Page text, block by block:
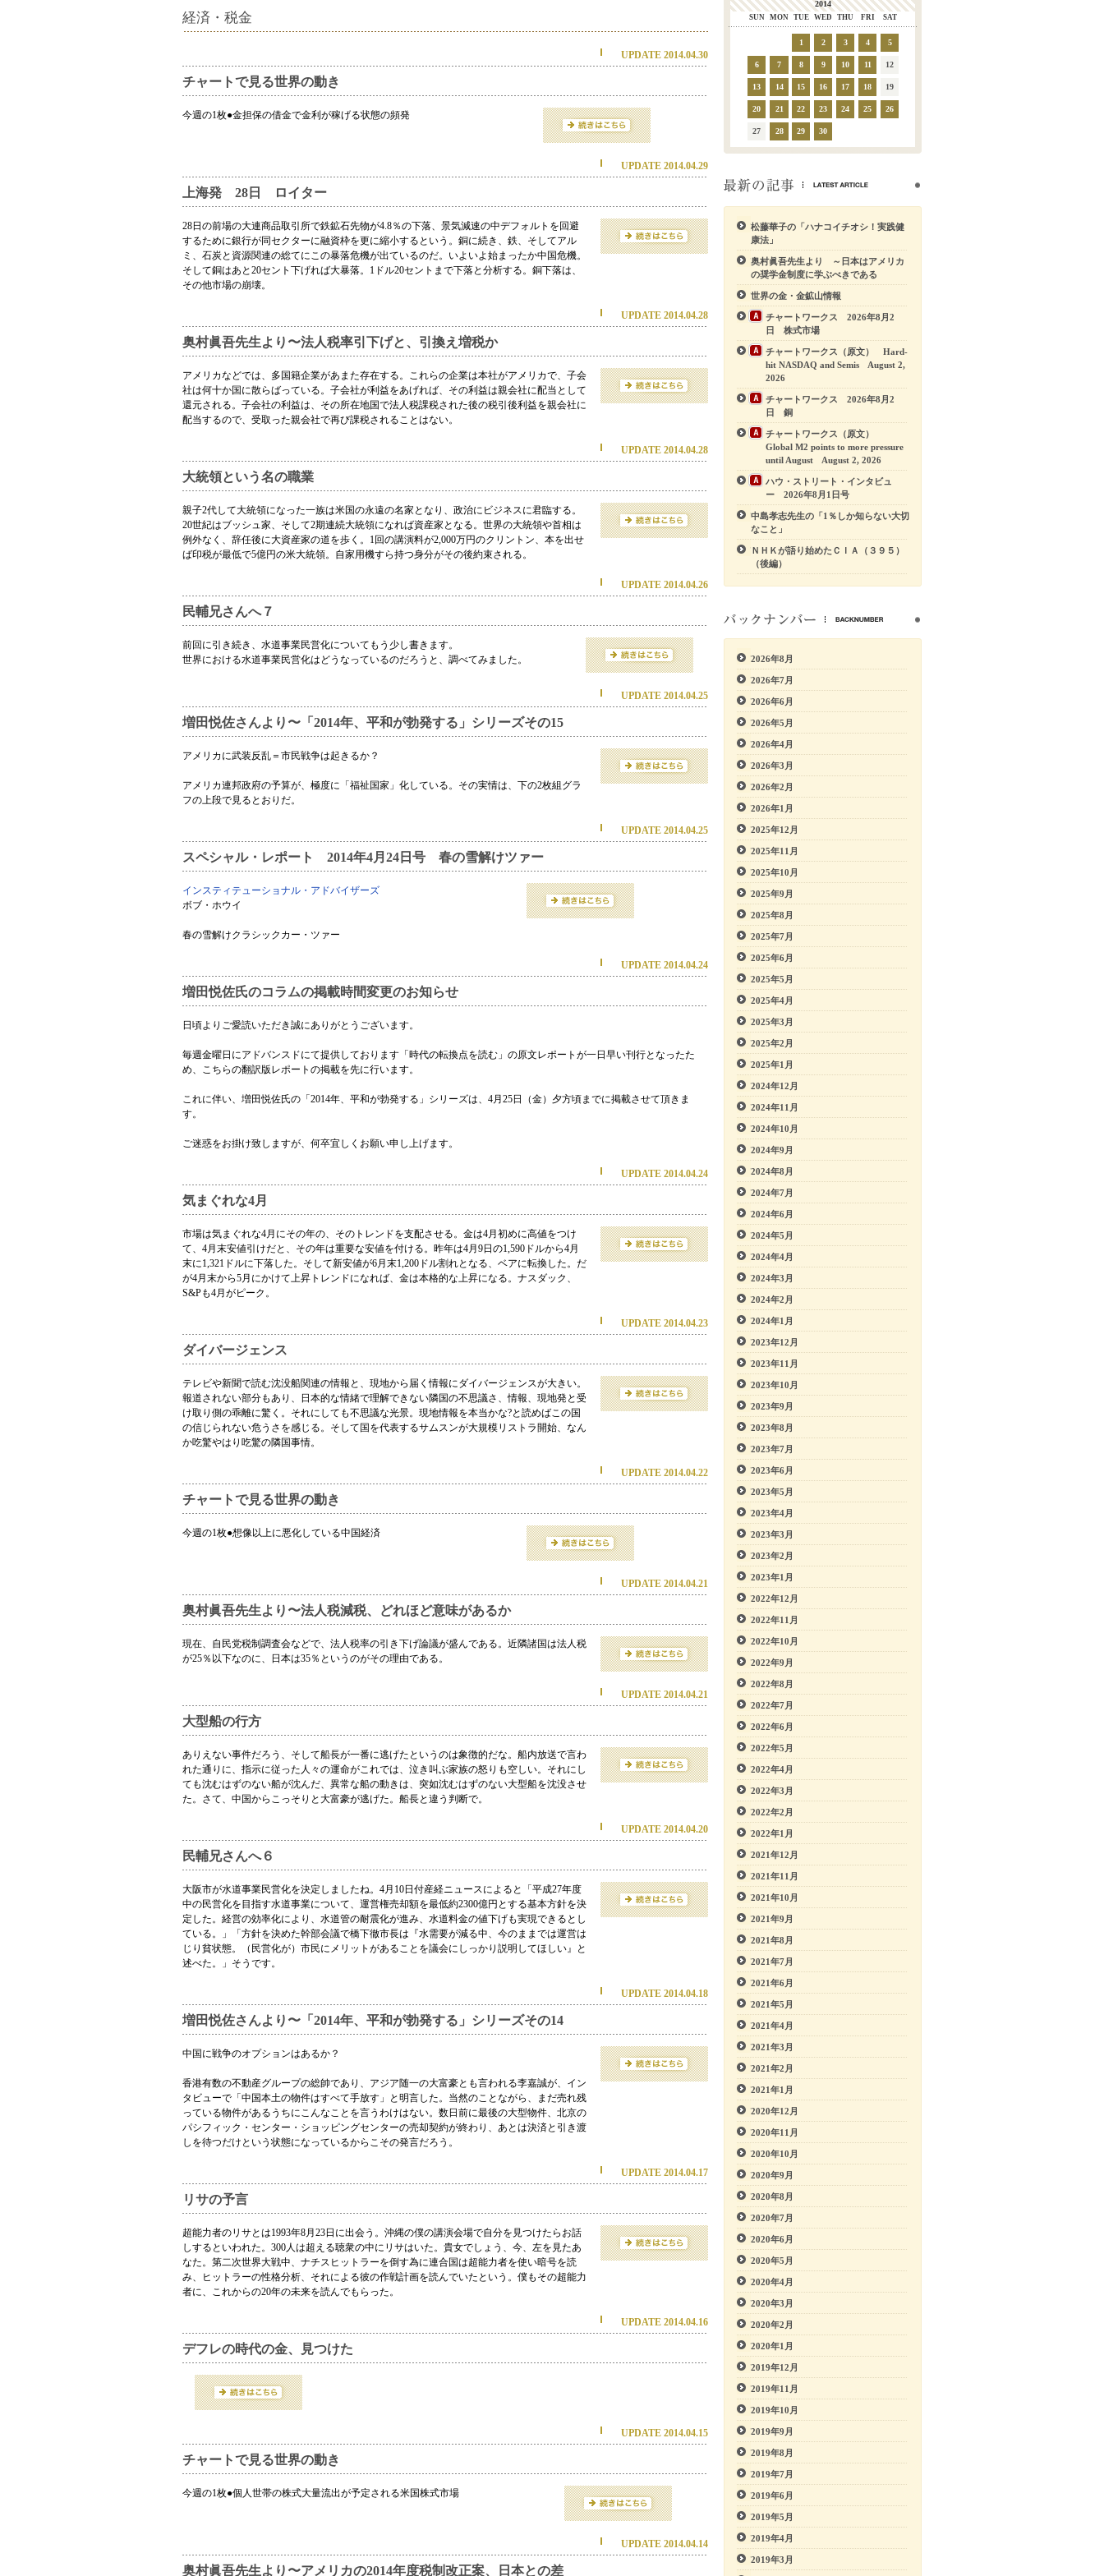
経済・税金
UPDATE 2014.04.30
チャートで見る世界の動き
今週の1枚●金担保の借金で金利が稼げる状態の頻発
UPDATE 2014.04.29
上海発 28日 ロイター
28日の前場の大連商品取引所で鉄鉱石先物が4.8％の下落、景気減速の中デフォルトを回避
するために銀行が同セクターに融資枠を更に縮小するという。銅に続き、鉄、そしてアル
ミ、石炭と資源関連の総てにこの暴落危機が出ているのだ。いよいよ始まったか中国危機。
そして銅はあと20セント下げれば大暴落。1ドル20セントまで下落と分析する。銅下落は、
その他市場の崩壊。
UPDATE 2014.04.28
奥村眞吾先生より〜法人税率引下げと、引換え増税か
アメリカなどでは、多国籍企業があまた存在する。これらの企業は本社がアメリカで、子会
社は何十か国に散らばっている。子会社が利益をあげれば、その利益は親会社に配当として
還元される。子会社の利益は、その所在地国で法人税課税された後の税引後利益を親会社に
配当するので、受取った親会社で再び課税されることはない。
UPDATE 2014.04.28
大統領という名の職業
親子2代して大統領になった一族は米国の永遠の名家となり、政治にビジネスに君臨する。
20世紀はブッシュ家、そして2期連続大統領になれば資産家となる。世界の大統領や首相は
例外なく、辞任後に大資産家の道を歩く。1回の講演料が2,000万円のクリントン、本を出せ
ば印税が最低で5億円の米大統領。自家用機すら持つ身分がその後約束される。
UPDATE 2014.04.26
民輔兄さんへ７
前回に引き続き、水道事業民営化についてもう少し書きます。
世界における水道事業民営化はどうなっているのだろうと、調べてみました。
UPDATE 2014.04.25
増田悦佐さんより〜「2014年、平和が勃発する」シリーズその15
アメリカに武装反乱＝市民戦争は起きるか？
アメリカ連邦政府の予算が、極度に「福祉国家」化している。その実情は、下の2枚組グラ
フの上段で見るとおりだ。
UPDATE 2014.04.25
スペシャル・レポート 2014年4月24日号 春の雪解けツァー
インスティテューショナル・アドバイザーズ
ボブ・ホウイ
春の雪解けクラシックカー・ツァー
UPDATE 2014.04.24
増田悦佐氏のコラムの掲載時間変更のお知らせ
日頃よりご愛読いただき誠にありがとうございます。
毎週金曜日にアドバンスドにて提供しております「時代の転換点を読む」の原文レポートが一日早い刊行となったた
め、こちらの翻訳版レポートの掲載を先に行います。
これに伴い、増田悦佐氏の「2014年、平和が勃発する」シリーズは、4月25日（金）夕方頃までに掲載させて頂きま
す。
ご迷惑をお掛け致しますが、何卒宜しくお願い申し上げます。
UPDATE 2014.04.24
気まぐれな4月
市場は気まぐれな4月にその年の、そのトレンドを支配させる。金は4月初めに高値をつけ
て、4月末安値引けだと、その年は重要な安値を付ける。昨年は4月9日の1,590ドルから4月
末に1,321ドルに下落した。そして新安値が6月末1,200ドル割れとなる、ベアに転換した。だ
が4月末から5月にかけて上昇トレンドになれば、金は本格的な上昇になる。ナスダック、
S&Pも4月がピーク。
UPDATE 2014.04.23
ダイバージェンス
テレビや新聞で読む沈没船関連の情報と、現地から届く情報にダイバージェンスが大きい。
報道されない部分もあり、日本的な情緒で理解できない隣国の不思議さ、情報、現地発と受
け取り側の乖離に驚く。それにしても不思議な光景。現地情報を本当かな?と読めばこの国
の信じられない危うさを感じる。そして国を代表するサムスンが大規模リストラ開始、なん
か吃驚やはり吃驚の隣国事情。
UPDATE 2014.04.22
チャートで見る世界の動き
今週の1枚●想像以上に悪化している中国経済
UPDATE 2014.04.21
奥村眞吾先生より〜法人税減税、どれほど意味があるか
現在、自民党税制調査会などで、法人税率の引き下げ論議が盛んである。近隣諸国は法人税
が25％以下なのに、日本は35％というのがその理由である。
UPDATE 2014.04.21
大型船の行方
ありえない事件だろう、そして船長が一番に逃げたというのは象徴的だな。船内放送で言わ
れた通りに、指示に従った人々の運命がこれでは、泣き叫ぶ家族の怒りも空しい。それにし
ても沈むはずのない船が沈んだ、異常な船の動きは、突如沈むはずのない大型船を沈没させ
た。さて、中国からこっそりと大富豪が逃げた。船長と違う判断で。
UPDATE 2014.04.20
民輔兄さんへ６
大阪市が水道事業民営化を決定しましたね。4月10日付産経ニュースによると「平成27年度
中の民営化を目指す水道事業について、運営権売却額を最低約2300億円とする基本方針を決
定した。経営の効率化により、水道管の耐震化が進み、水道料金の値下げも実現できるとし
ている。」「方針を決めた幹部会議で橋下徹市長は『水需要が減る中、今のままでは運営は
じり貧状態。（民営化が）市民にメリットがあることを議会にしっかり説明してほしい』と
述べた。」そうです。
UPDATE 2014.04.18
増田悦佐さんより〜「2014年、平和が勃発する」シリーズその14
中国に戦争のオプションはあるか？
香港有数の不動産グループの総帥であり、アジア随一の大富豪とも言われる李嘉誠が、イン
タビューで「中国本土の物件はすべて手放す」と明言した。当然のことながら、まだ売れ残
っている物件があるうちにこんなことを言うわけはない。数日前に最後の大型物件、北京の
パシフィック・センター・ショッピングセンターの売却契約が終わり、あとは決済と引き渡
しを待つだけという状態になっているからこその発言だろう。
UPDATE 2014.04.17
リサの予言
超能力者のリサとは1993年8月23日に出会う。沖縄の僕の講演会場で自分を見つけたらお話
しするといわれた。300人は超える聴衆の中にリサはいた。貴女でしょう、今、左を見たあ
なた。第二次世界大戦中、ナチスヒットラーを倒す為に連合国は超能力者を使い暗号を読
み、ヒットラーの性格分析、それによる彼の作戦計画を読んでいたという。僕もその超能力
者に、これからの20年の未来を読んでもらった。
UPDATE 2014.04.16
デフレの時代の金、見つけた
UPDATE 2014.04.15
チャートで見る世界の動き
今週の1枚●個人世帯の株式大量流出が予定される米国株式市場
UPDATE 2014.04.14
奥村眞吾先生より〜アメリカの2014年度税制改正案、日本との差
2014
SUN MON TUE WED THU FRI SAT
1 2 3 4 5
6 7 8 9 10 11 12
13 14 15 16 17 18 19
20 21 22 23 24 25 26
27 28 29 30
松藤華子の「ハナコイチオシ！実践健
康法」
奥村眞吾先生より ～日本はアメリカ
の奨学金制度に学ぶべきである
世界の金・金鉱山情報
チャートワークス 2026年8月2
日 株式市場
チャートワークス（原文） Hard-
hit NASDAQ and Semis August 2,
2026
チャートワークス 2026年8月2
日 銅
チャートワークス（原文）
Global M2 points to more pressure
until August August 2, 2026
ハウ・ストリート・インタビュ
ー 2026年8月1日号
中島孝志先生の「1％しか知らない大切
なこと」
ＮＨＫが語り始めたＣＩＡ（３９５）
（後編）
2026年8月
2026年7月
2026年6月
2026年5月
2026年4月
2026年3月
2026年2月
2026年1月
2025年12月
2025年11月
2025年10月
2025年9月
2025年8月
2025年7月
2025年6月
2025年5月
2025年4月
2025年3月
2025年2月
2025年1月
2024年12月
2024年11月
2024年10月
2024年9月
2024年8月
2024年7月
2024年6月
2024年5月
2024年4月
2024年3月
2024年2月
2024年1月
2023年12月
2023年11月
2023年10月
2023年9月
2023年8月
2023年7月
2023年6月
2023年5月
2023年4月
2023年3月
2023年2月
2023年1月
2022年12月
2022年11月
2022年10月
2022年9月
2022年8月
2022年7月
2022年6月
2022年5月
2022年4月
2022年3月
2022年2月
2022年1月
2021年12月
2021年11月
2021年10月
2021年9月
2021年8月
2021年7月
2021年6月
2021年5月
2021年4月
2021年3月
2021年2月
2021年1月
2020年12月
2020年11月
2020年10月
2020年9月
2020年8月
2020年7月
2020年6月
2020年5月
2020年4月
2020年3月
2020年2月
2020年1月
2019年12月
2019年11月
2019年10月
2019年9月
2019年8月
2019年7月
2019年6月
2019年5月
2019年4月
2019年3月